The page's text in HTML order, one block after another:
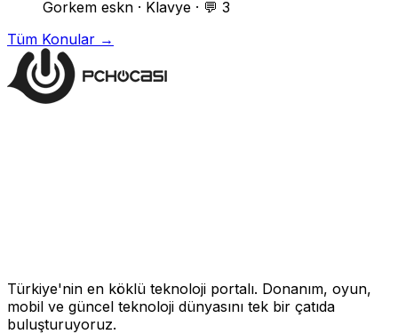
Gorkem eskn · Klavye · 💬 3
Tüm Konular →
Türkiye'nin en köklü teknoloji portalı. Donanım, oyun,
mobil ve güncel teknoloji dünyasını tek bir çatıda
buluşturuyoruz.